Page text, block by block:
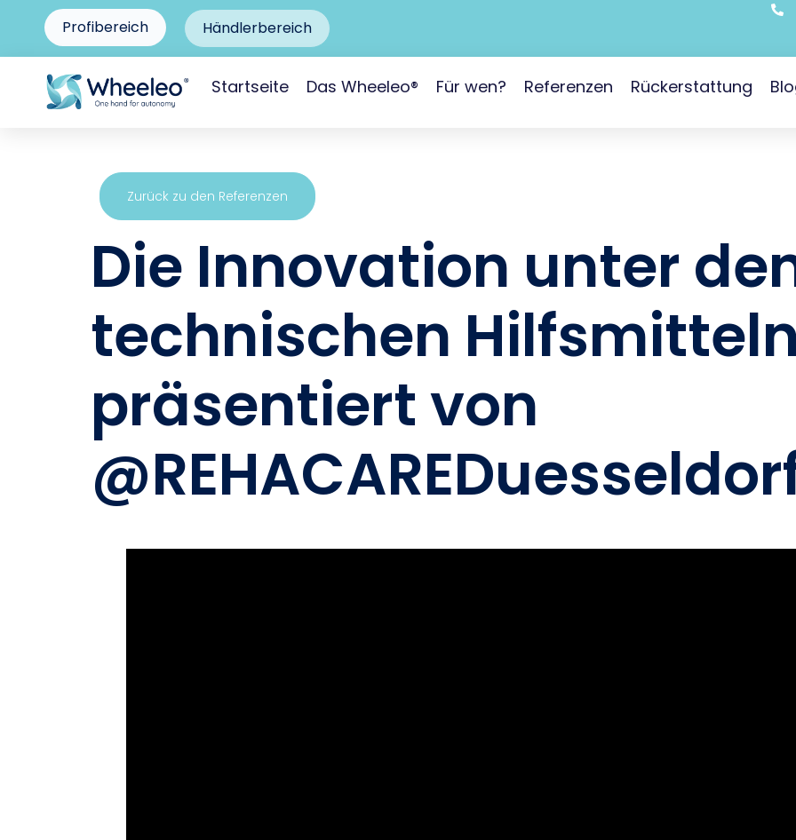
Profibereich Händlerbereich
Startseite Das Wheeleo® Für wen? Referenzen Rückerstattung
Zurück zu den Referenzen
Die Innovation unter
technischen
präsentiert von